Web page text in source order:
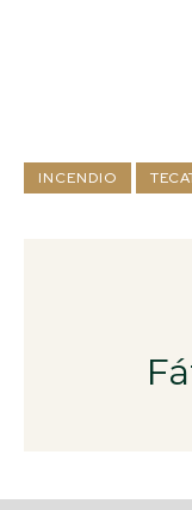
INCENDIO